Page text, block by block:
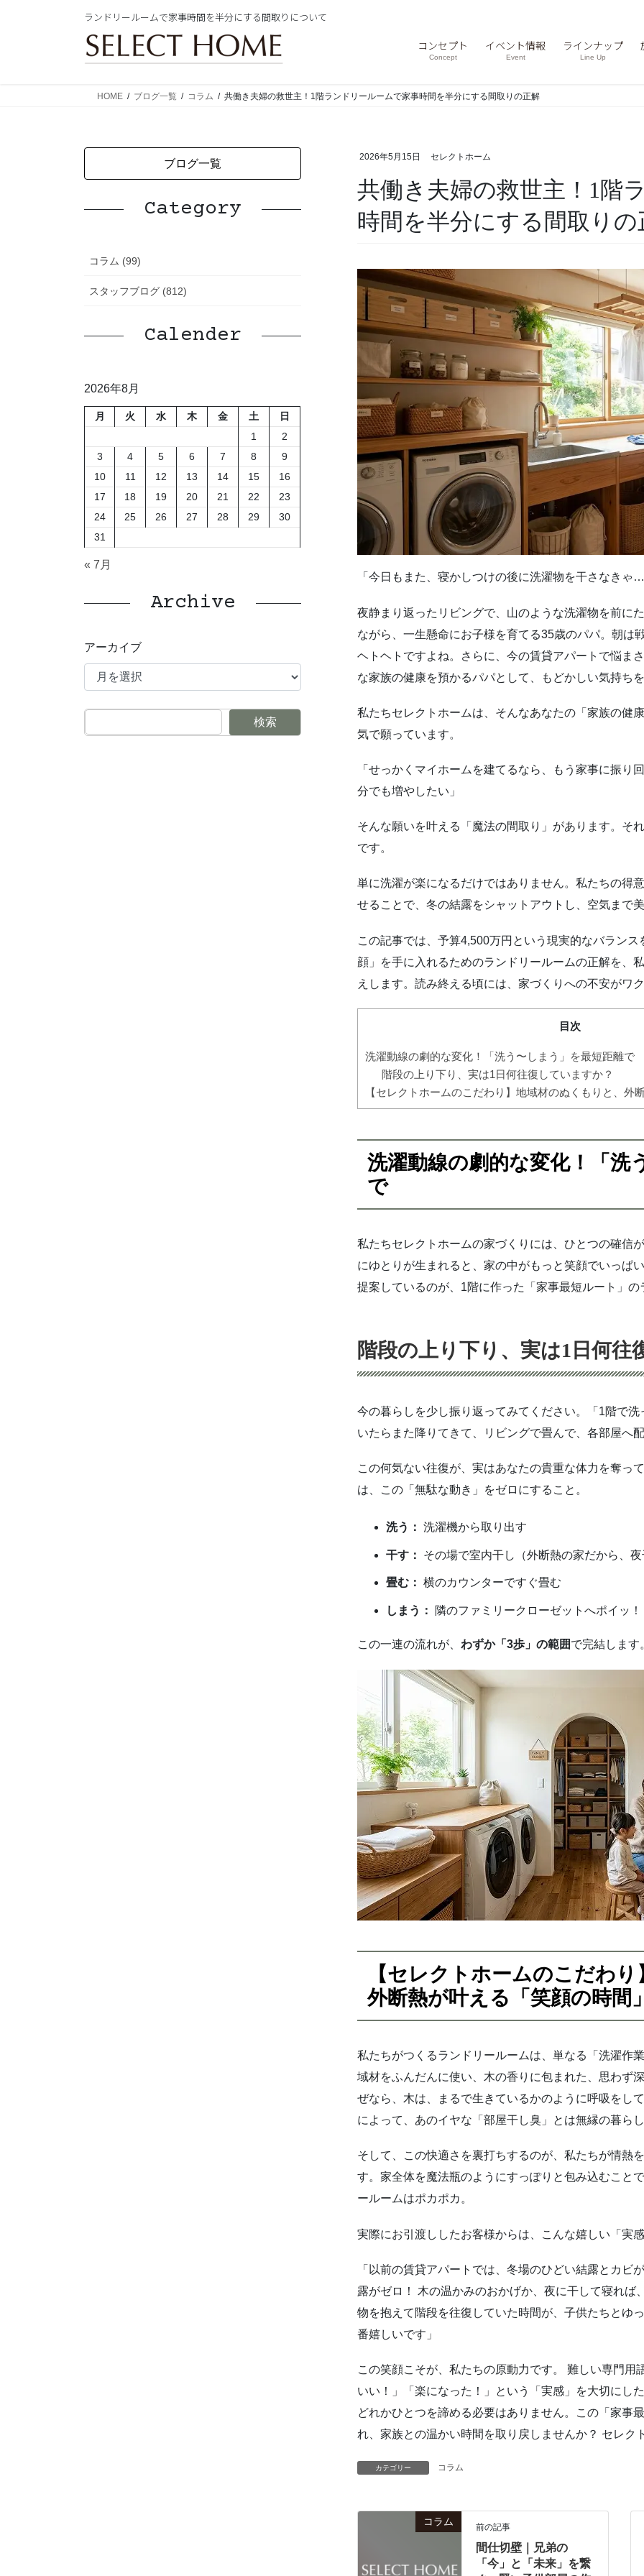
ランドリールームで家事時間を半分にする間取りについて
コンセプト
Concept
イベント情報
Event
ラインナップ
Line Up
HOME ブログ一覧 コラム 共働き夫婦の救世主！1階ランドリールームで家事時間を半分にする間取りの正解
2026年5月15日 セレクトホーム
共働き夫婦の救世主！1階ランドリールームで家事
時間を半分にする間取りの
「今日もまた、寝かしつけの後に洗濯物を干さなき
夜静まり返ったリビングで、山のような洗濯物を前に
ながら、一生懸命にお子様を育てる35歳のパパ。朝は
ヘトヘトですよね。さらに、今の賃貸アパートで悩ま
な家族の健康を預かるパパとして、もどかしい気持ち
私たちセレクトホームは、そんなあなたの「家族の健
気で願っています。
「せっかくマイホームを建てるなら、もう家事に振り
分でも増やしたい」
そんな願いを叶える「魔法の間取り」があります。そ
です。
単に洗濯が楽になるだけではありません。私たちの得
せることで、冬の結露をシャットアウトし、空気まで
この記事では、予算4,500万円という現実的なバラン
顔」を手に入れるためのランドリールームの正解を、
えします。読み終える頃には、家づくりへの不安がワ
目次
洗濯動線の劇的な変化！「洗う〜しまう」を最短距離で
階段の上り下り、実は1日何往復していますか？
【セレクトホームのこだわり】地域材のぬくもりと、外
洗濯動線の劇的な変化！「洗
で
私たちセレクトホームの家づくりには、ひとつの確信
にゆとりが生まれると、家の中がもっと笑顔でいっぱ
提案しているのが、1階に作った「家事最短ルート」
階段の上り下り、実は1日何往
今の暮らしを少し振り返ってみてください。「1階で
いたらまた降りてきて、リビングで畳んで、各部屋
この何気ない往復が、実はあなたの貴重な体力を奪っ
は、この「無駄な動き」をゼロにすること。
洗う： 洗濯機から取り出す
干す： その場で室内干し（外断熱の家だから、
畳む： 横のカウンターですぐ畳む
しまう： 隣のファミリークローゼットへポイッ！
この一連の流れが、 わずか「3歩」の範囲で完結します
【セレクトホームのこだわ
外断熱が叶える「笑顔の時間
私たちがつくるランドリールームは、単なる「洗濯作
域材をふんだんに使い、木の香りに包まれた、思わず
ぜなら、木は、まるで生きているかのように呼吸をし
によって、あのイヤな「部屋干し臭」とは無縁の暮ら
そして、この快適さを裏打ちするのが、私たちが情熱
す。家全体を魔法瓶のようにすっぽりと包み込むこと
ールームはポカポカ。
実際にお引渡ししたお客様からは、こんな嬉しい「実
「以前の賃貸アパートでは、冬場のひどい結露とカビ
露がゼロ！ 木の温かみのおかげか、夜に干して寝れ
物を抱えて階段を往復していた時間が、子供たちとゆ
番嬉しいです」
この笑顔こそが、私たちの原動力です。 難しい専門
いい！」「楽になった！」という「実感」を大切にし
どれかひとつを諦める必要はありません。この「家事
れ、家族との温かい時間を取り戻しませんか？ セレ
カテゴリー コラム
コラム 前の記事
間仕切壁｜兄弟の
「今」と「未来」を繋
ブログ一覧
Category
コラム (99)
スタッフブログ (812)
Calender
2026年8月
月 火 水 木 金 土
日
1
2
3
4 5 6 7 8
9
10
11 12 13 14 15
16
17
18 19 20 21 22
23
24
25 26 27 28 29
30
31
« 7月
Archive
アーカイブ
検索